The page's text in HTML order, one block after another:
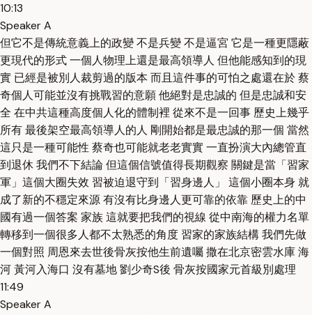
10:13
Speaker A
但它不是傳統意義上的政變 不是兵變 不是逼宮 它是一種更隱蔽
更現代的形式 一個人物理上還是最高領導人 但他能感知到的現
實 已經是被別人裁剪過的版本 而且這件事的可怕之處還在於 蔡
奇個人可能並沒有挑戰習的意願 他絕對是忠誠的 但是忠誠和安
全 在中共這種高度個人化的體制裡 從來不是一回事 歷史上幾乎
所有 最後架空最高領導人的人 剛開始都是最忠誠的那一個 當然
這只是一種可能性 蔡奇也可能就老老實實 一直扮演大內總管直
到退休 我們不下結論 但這個信號值得長期觀察 關鍵是當「習家
軍」這個大圈失效 習被迫退守到「習身邊人」 這個小圈本身 就
成了新的不穩定來源 有沒有比身邊人更可靠的依靠 歷史上的中
國有過一個答案 家族 這就要把我們的視線 從中南海的權力名單
轉移到一個很多人都不太熟悉的角度 習家的家族結構 我們先做
一個對照 周恩來去世後骨灰按他生前遺囑 撒在北京密雲水庫 海
河 黃河入海口 沒有墓地 劉少奇S後 骨灰按國家元首級別處理
11:49
Speaker A